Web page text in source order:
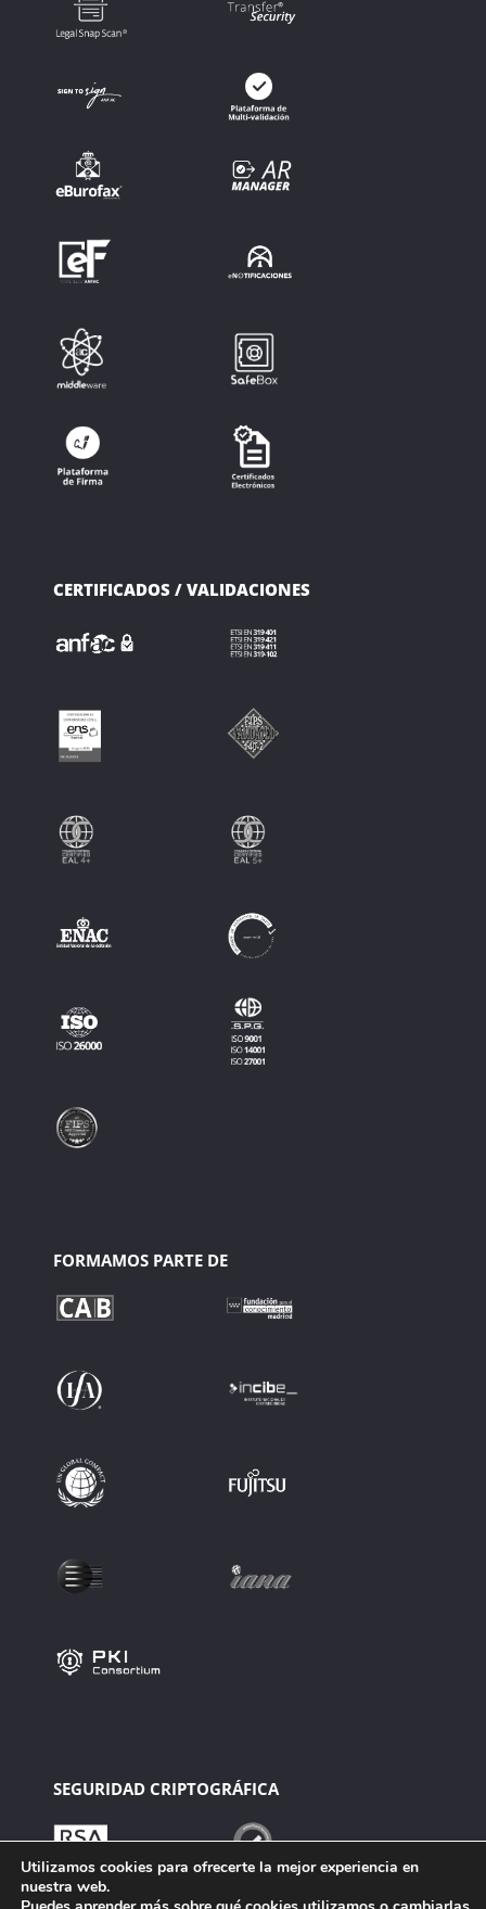
CERTIFICADOS / VALIDACIONES
FORMAMOS PARTE DE
SEGURIDAD CRIPTOGRÁFICA
Utilizamos cookies para ofrecerte la mejor experiencia en
nuestra web.